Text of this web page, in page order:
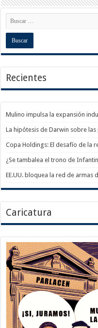
Recientes
Mulino impulsa la expansión
La hipótesis de Darwin sobre
Copa Holdings: El desafío de la
¿Se tambalea el trono de
EE.UU. bloquea la red de armas
Caricatura